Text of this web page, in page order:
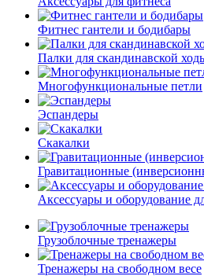
Фитнес гантели и бодибары
Палки для скандинавской
Многофункциональные петли
Эспандеры
Скакалки
Гравитационные
Аксессуары и оборудование
Грузоблочные тренажеры
Тренажеры на свободном весе